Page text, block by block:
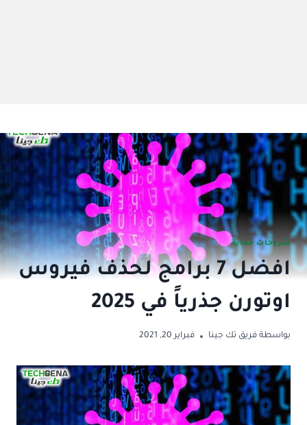
شروحات حماية
افضل 7 برامج لحذف فيروس
اوتورن جذرياً في 2025
بواسطة فريق تك جينا فبراير 20, 2021